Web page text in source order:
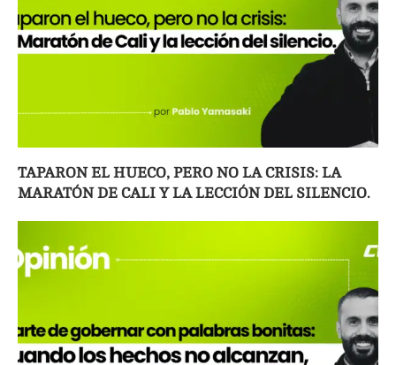
TAPARON EL HUECO, PERO NO LA CRISIS: LA
MARATÓN DE CALI Y LA LECCIÓN DEL SILENCIO.